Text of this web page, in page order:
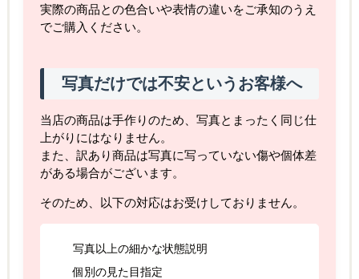
実際の商品との色合いや表情の違いをご承知のうえ
でご購入ください。
写真だけでは不安というお客様へ
当店の商品は手作りのため、写真とまったく同じ仕
上がりにはなりません。
また、訳あり商品は写真に写っていない傷や個体差
がある場合がございます。
そのため、以下の対応はお受けしておりません。
写真以上の細かな状態説明
個別の見た目指定